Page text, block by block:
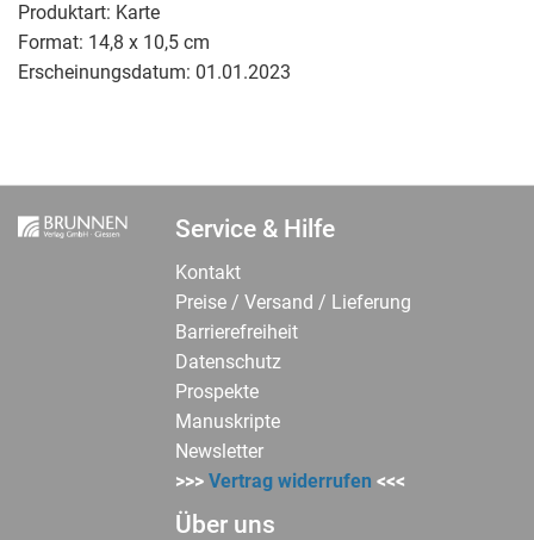
Produktart: Karte
Format: 14,8 x 10,5 cm
Erscheinungsdatum: 01.01.2023
Service & Hilfe
Kontakt
Preise / Versand / Lieferung
Barrierefreiheit
Datenschutz
Prospekte
Manuskripte
Newsletter
>>>Vertrag widerrufen <<<
Über uns